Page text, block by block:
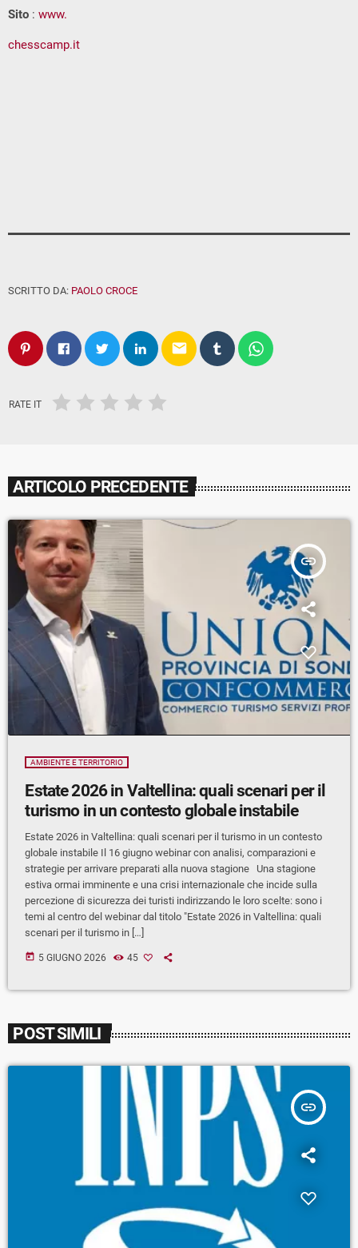
Sito : www.
chesscamp.it
SCRITTO DA: PAOLO CROCE
email
RATE IT
ARTICOLO PRECEDENTE
insert_link
AMBIENTE E TERRITORIO
Estate 2026 in Valtellina: quali scenari per il
turismo in un contesto globale instabile
Estate 2026 in Valtellina: quali scenari per il turismo in un contesto
globale instabile Il 16 giugno webinar con analisi, comparazioni e
strategie per arrivare preparati alla nuova stagione Una stagione
estiva ormai imminente e una crisi internazionale che incide sulla
percezione di sicurezza dei turisti indirizzando le loro scelte: sono i
temi al centro del webinar dal titolo "Estate 2026 in Valtellina: quali
scenari per il turismo in […]
today 5 GIUGNO 2026 45
POST SIMILI
insert_link